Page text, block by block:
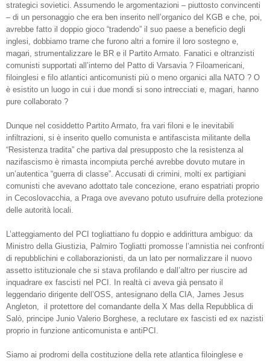
strategici sovietici. Assumendo le argomentazioni – piuttosto convincenti
– di un personaggio che era ben inserito nell’organico del KGB e che, poi,
avrebbe fatto il doppio gioco “tradendo” il suo paese a beneficio degli
inglesi, dobbiamo trarne che furono altri a fornire il loro sostegno e,
magari, strumentalizzare le BR e il Partito Armato. Fanatici e oltranzisti
comunisti supportati all’interno del Patto di Varsavia ? Filoamericani,
filoinglesi e filo atlantici anticomunisti più o meno organici alla NATO ? O
è esistito un luogo in cui i due mondi si sono intrecciati e, magari, hanno
pure collaborato ?
Dunque nel cosiddetto Partito Armato, fra vari filoni e le inevitabili
infiltrazioni, si è inserito quello comunista e antifascista militante della
“Resistenza tradita” che partiva dal presupposto che la resistenza al
nazifascismo è rimasta incompiuta perché avrebbe dovuto mutare in
un’autentica “guerra di classe”. Accusati di crimini, molti ex partigiani
comunisti che avevano adottato tale concezione, erano espatriati proprio
in Cecoslovacchia, a Praga ove avevano potuto usufruire della protezione
delle autorità locali.
L’atteggiamento del PCI togliattiano fu doppio e addirittura ambiguo: da
Ministro della Giustizia, Palmiro Togliatti promosse l’amnistia nei confronti
di repubblichini e collaborazionisti, da un lato per normalizzare il nuovo
assetto istituzionale che si stava profilando e dall’altro per riuscire ad
inquadrare ex fascisti nel PCI. In realtà ci aveva già pensato il
leggendario dirigente dell’OSS, antesignano della CIA, James Jesus
Angleton, il protettore del comandante della X Mas della Repubblica di
Salò, principe Junio Valerio Borghese, a reclutare ex fascisti ed ex nazisti
proprio in funzione anticomunista e antiPCI.
Siamo ai prodromi della costituzione della rete atlantica filoinglese e